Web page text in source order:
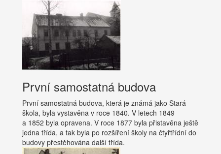
První samostatná budova
První samostatná budova, která je známá jako Stará
škola, byla vystavěna v roce 1840. V letech 1849
a 1852 byla opravena. V roce 1877 byla přistavěna ještě
jedna třída, a tak byla po rozšíření školy na čtyřtřídní do
budovy přestěhována další třída.